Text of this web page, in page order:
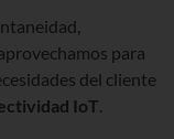
para
del cliente
IoT.